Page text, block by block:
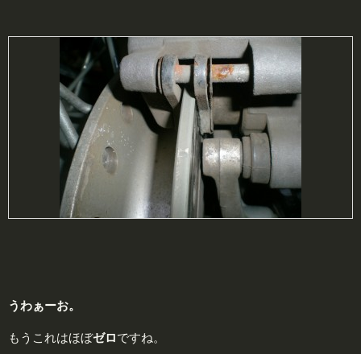
うわぁーお。
もうこれはほぼゼロですね。